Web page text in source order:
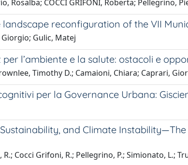
Rosalba; COCCI GRIFONI, Roberta; Pellegrino,
reconfiguration of the VII
Gulic, Matej
l’ambiente e la salute: ostacoli e
Timothy D.; Camaioni, Chiara; Caprari,
per la Governance Urbana:
and Climate
Cocci Grifoni, R.; Pellegrino, P.; Simionato, L.;